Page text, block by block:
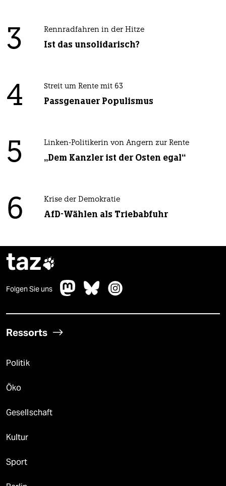
3 Rennradfahren in der Hitze
Ist das unsolidarisch?
4 Streit um Rente mit 63
Passgenauer Populismus
5 Linken-Politikerin von Angern zur Rente
„Dem Kanzler ist der Osten egal“
6 Krise der Demokratie
AfD-Wählen als Triebabfuhr
taz
Folgen Sie uns
Ressorts
Politik
Öko
Gesellschaft
Kultur
Sport